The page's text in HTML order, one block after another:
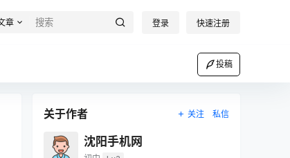
章 登录 快速注册
投稿
关于作者 关注 私信
沈阳手机网